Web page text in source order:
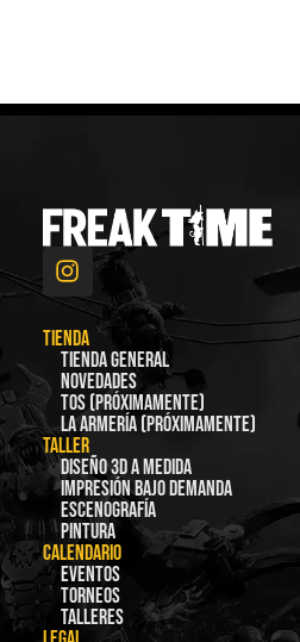
TIENDA
Tienda general
Novedades
TOS (Próximamente)
La Armería (Próximamente)
TALLER
Diseño 3D a medida
Impresión bajo demanda
Escenografía
Pintura
CALENDARIO
Eventos
Torneos
Talleres